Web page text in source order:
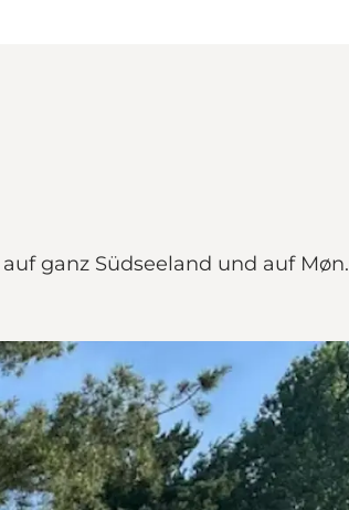
ganz Südseeland und auf Møn.